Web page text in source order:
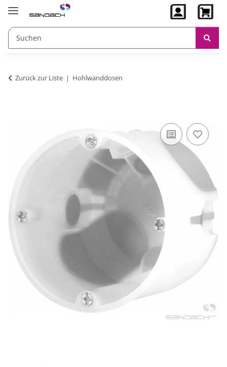
Zurück zur Liste Hohlwanddosen